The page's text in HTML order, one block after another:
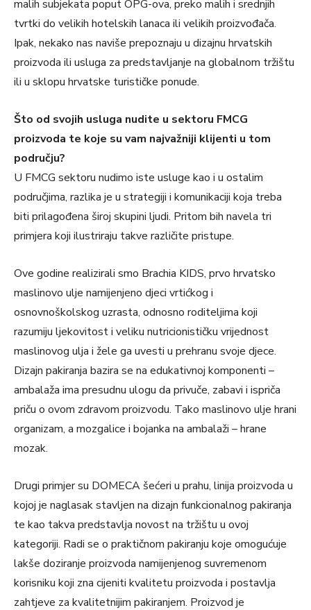
malih subjekata poput OPG-ova, preko malih i srednjih
tvrtki do velikih hotelskih lanaca ili velikih proizvođača.
Ipak, nekako nas naviše prepoznaju u dizajnu hrvatskih
proizvoda ili usluga za predstavljanje na globalnom tržištu
ili u sklopu hrvatske turističke ponude.
Što od svojih usluga nudite u sektoru FMCG
proizvoda te koje su vam najvažniji klijenti u tom
području?
U FMCG sektoru nudimo iste usluge kao i u ostalim
područjima, razlika je u strategiji i komunikaciji koja treba
biti prilagođena široj skupini ljudi. Pritom bih navela tri
primjera koji ilustriraju takve različite pristupe.
Ove godine realizirali smo Brachia KIDS, prvo hrvatsko
maslinovo ulje namijenjeno djeci vrtićkog i
osnovnoškolskog uzrasta, odnosno roditeljima koji
razumiju ljekovitost i veliku nutricionističku vrijednost
maslinovog ulja i žele ga uvesti u prehranu svoje djece.
Dizajn pakiranja bazira se na edukativnoj komponenti –
ambalaža ima presudnu ulogu da privuče, zabavi i ispriča
priču o ovom zdravom proizvodu. Tako maslinovo ulje hrani
organizam, a mozgalice i bojanka na ambalaži – hrane
mozak.
Drugi primjer su DOMECA šećeri u prahu, linija proizvoda u
kojoj je naglasak stavljen na dizajn funkcionalnog pakiranja
te kao takva predstavlja novost na tržištu u ovoj
kategoriji. Radi se o praktičnom pakiranju koje omogućuje
lakše doziranje proizvoda namijenjenog suvremenom
korisniku koji zna cijeniti kvalitetu proizvoda i postavlja
zahtjeve za kvalitetnijim pakiranjem. Proizvod je